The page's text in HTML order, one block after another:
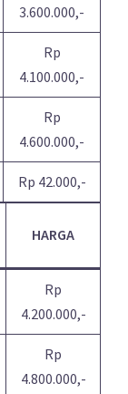
3.600.000,-
Rp
4.100.000,-
Rp
4.600.000,-
Rp 42.000,-
HARGA
Rp
4.200.000,-
Rp
4.800.000,-